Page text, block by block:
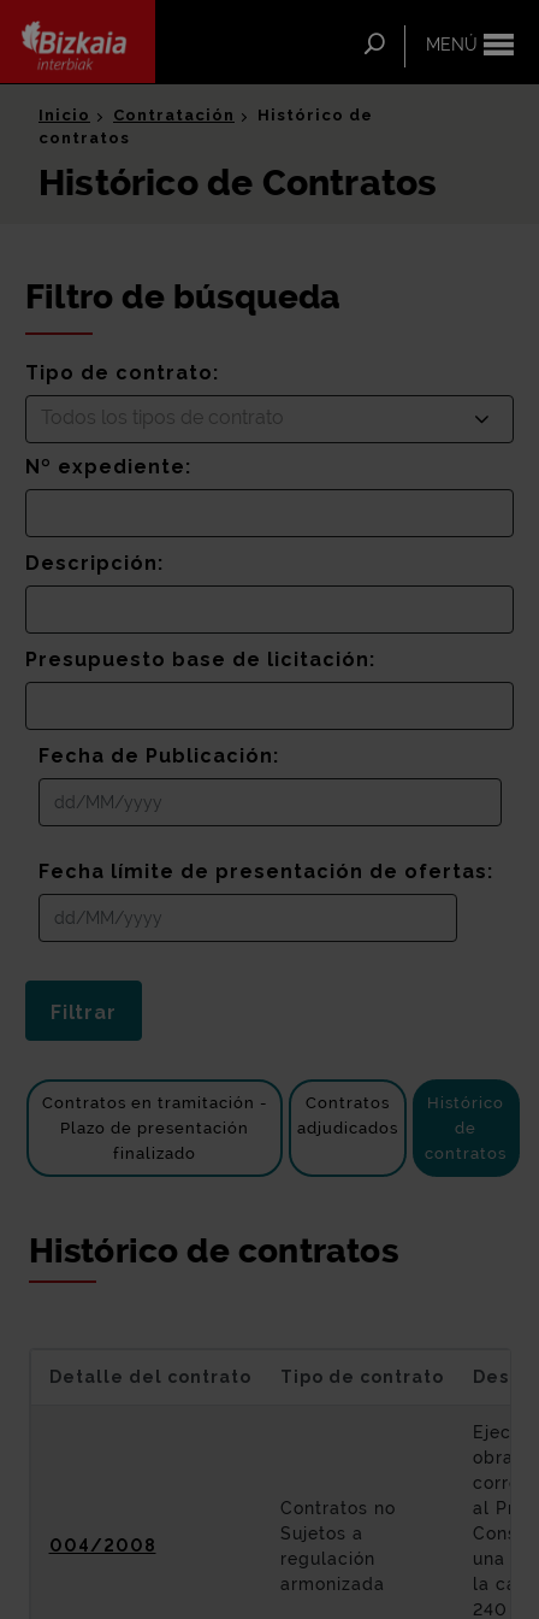
MENÚ
Buscar
Inicio Contratación
Histórico de
contratos
Histórico de Contratos
Filtro de búsqueda
Tipo de contrato:
Todos los tipos de contrato
Nº expediente:
Descripción:
Presupuesto base de licitación:
Fecha de Publicación:
Fecha límite de presentación de ofertas:
Contratos en tramitación -
Plazo de presentación
finalizado
Contratos
adjudicados
Histórico
de
contratos
Histórico de contratos
Detalle del contrato Tipo de contrato
004/2008
Contratos no
Sujetos a
regulación
armonizada
obras
al
una
la
240 en